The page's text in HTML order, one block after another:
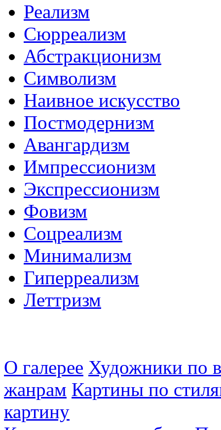
Реализм
Сюрреализм
Абстракционизм
Символизм
Наивное искусство
Постмодернизм
Авангардизм
Импрессионизм
Экспрессионизм
Фовизм
Соцреализм
Минимализм
Гиперреализм
Леттризм
О галерее Художники по
жанрам Картины по
картину